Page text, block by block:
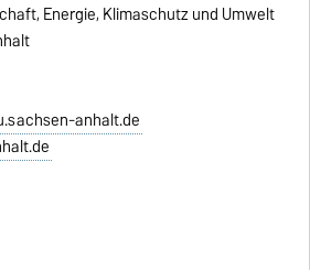
Energie, Klimaschutz und Umwelt
anhalt.de